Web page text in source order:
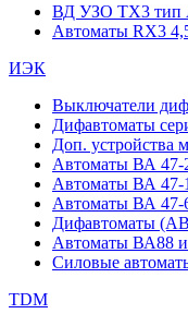
ВД УЗО TX3 тип
Автоматы RX3
ИЭК
Выключатели
Дифавтоматы
Доп. устройства
Автоматы ВА 47-
Автоматы ВА 47-
Автоматы ВА 47-
Дифавтоматы
Автоматы ВА88 и
Силовые
TDM